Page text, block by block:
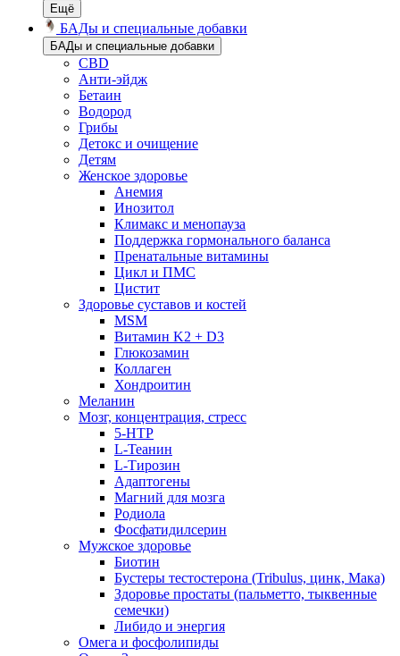
Ещё
БАДы и специальные добавки
БАДы и специальные добавки
CBD
Анти-эйдж
Бетаин
Водород
Грибы
Детокс и очищение
Детям
Женское здоровье
Анемия
Инозитол
Климакс и менопауза
Поддержка гормонального баланса
Пренатальные витамины
Цикл и ПМС
Цистит
Здоровье суставов и костей
MSM
Витамин K2 + D3
Глюкозамин
Коллаген
Хондроитин
Меланин
Мозг, концентрация, стресс
5-HTP
L-Теанин
L-Тирозин
Адаптогены
Магний для мозга
Родиола
Фосфатидилсерин
Мужское здоровье
Биотин
Бустеры тестостерона (Tribulus, цинк, Мака)
Здоровье простаты (пальметто, тыквенные
семечки)
Либидо и энергия
Омега и фосфолипиды